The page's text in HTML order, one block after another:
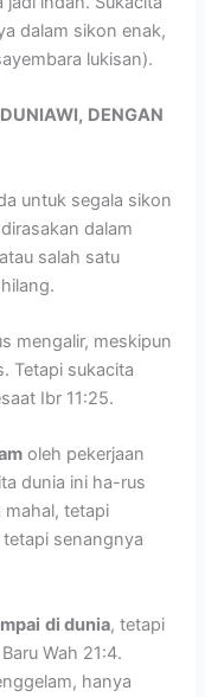
dalam sikon enak,
lukisan).
DENGAN
untuk segala sikon
dalam
salah satu
mengalir, meskipun
Tetapi sukacita
Ibr 11:25.
oleh pekerjaan
dunia ini ha-rus
mahal, tetapi
senangnya
di dunia, tetapi
Wah 21:4.
hanya